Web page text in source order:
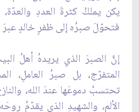
يكن يملكُ كثرةَ العددِ والعدّة،
فتحوّلَ صبرُه إلى ظفرٍ خالدٍ عبرَ
إنَّ الصبرَ الذي يريدهُ أهلُ
المتفرّج، بل صبرُ العاملِ،
تحتسبُ دموعَها عندَ الله،
الألم، والشهيدِ الذي يقدّمُ